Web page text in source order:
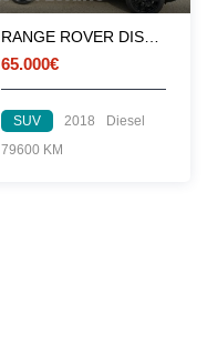
65.000€
SUV 2018
Diesel
79600 KM